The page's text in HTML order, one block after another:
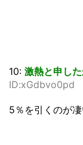
10: 激熱と申し
ID:xGdbvo0pd
5％を引くのが